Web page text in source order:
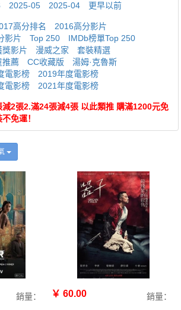
2025-05 2025-04 更早以前
高分排名
2016高分影片
影片
Top 250
IMDb榜單Top 250
獎影片
漫威之家
套裝精選
推薦
CC收藏版
湯姆·克魯斯
電影榜
2019年度電影榜
電影榜
2021年度電影榜
減2張2.滿24張減4張 以此類推 購滿1200元免
免運！
銷量： ￥ 60.00 銷量：